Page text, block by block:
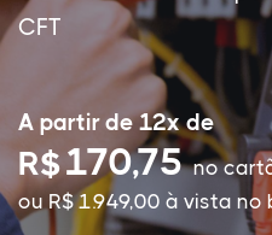
CFT
A partir de 12x de
R$170,75no
ou R$ 1.949,00 à vista no